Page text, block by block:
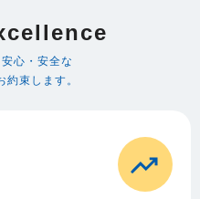
心・安全な
約束します。